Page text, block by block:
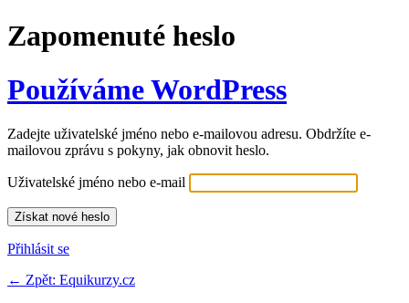
Zapomenuté heslo
Používáme WordPress
Zadejte uživatelské jméno nebo e-mailovou adresu. Obdržíte e-
mailovou zprávu s pokyny, jak obnovit heslo.
Uživatelské jméno nebo e-mail
Přihlásit se
← Zpět: Equikurzy.cz